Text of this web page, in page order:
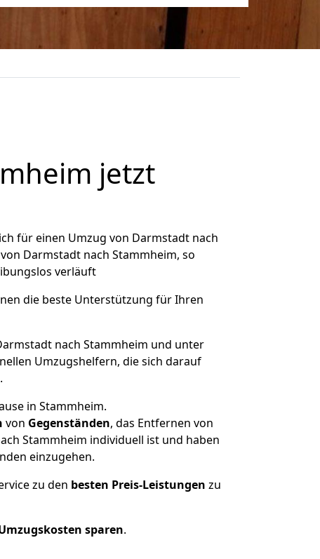
jetzt
für einen Umzug von Darmstadt nach
Darmstadt nach Stammheim, so
verläuft
die beste Unterstützung für Ihren
nach Stammheim und unter
Umzugshelfern, die sich darauf
in Stammheim.
von Gegenständen, das Entfernen von
Stammheim individuell ist und haben
einzugehen.
zu den besten Preis-Leistungen zu
sparen.